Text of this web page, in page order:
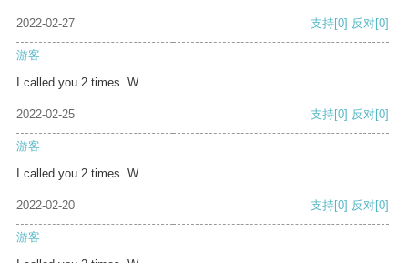
2022-02-27 支持[0] 反对[0]
游客
I called you 2 times. W
2022-02-25 支持[0] 反对[0]
游客
I called you 2 times. W
2022-02-20 支持[0] 反对[0]
游客